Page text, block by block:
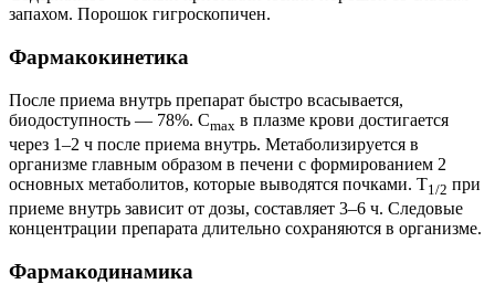
запахом. Порошок гигроскопичен.
Фармакокинетика
После приема внутрь препарат быстро всасывается,
биодоступность — 78%. Cmax в плазме крови достигается
через 1–2 ч после приема внутрь. Метаболизируется в
организме главным образом в печени с формированием 2
основных метаболитов, которые выводятся почками. T1/2 при
приеме внутрь зависит от дозы, составляет 3–6 ч. Следовые
концентрации препарата длительно сохраняются в организме.
Фармакодинамика